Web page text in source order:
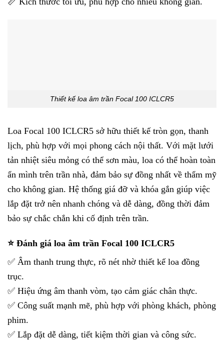
Thiết kế loa âm trần Focal 100 ICLCR5
Loa Focal 100 ICLCR5 sở hữu thiết kế tròn gọn, thanh
lịch, phù hợp với mọi phong cách nội thất. Với mặt lưới
tản nhiệt siêu mỏng có thể sơn màu, loa có thể hoàn toàn
ẩn mình trên trần nhà, đảm bảo sự đồng nhất về thẩm mỹ
cho không gian. Hệ thống giá đỡ và khóa gắn giúp việc
lắp đặt trở nên nhanh chóng và dễ dàng, đồng thời đảm
bảo sự chắc chắn khi cố định trên trần.
⭐ Đánh giá loa âm trần Focal 100 ICLCR5
✅ Âm thanh trung thực, rõ nét nhờ thiết kế loa đồng
trục.
✅ Hiệu ứng âm thanh vòm, tạo cảm giác chân thực.
✅ Công suất mạnh mẽ, phù hợp với phòng khách, phòng
phim.
✅ Lắp đặt dễ dàng, tiết kiệm thời gian và công sức.